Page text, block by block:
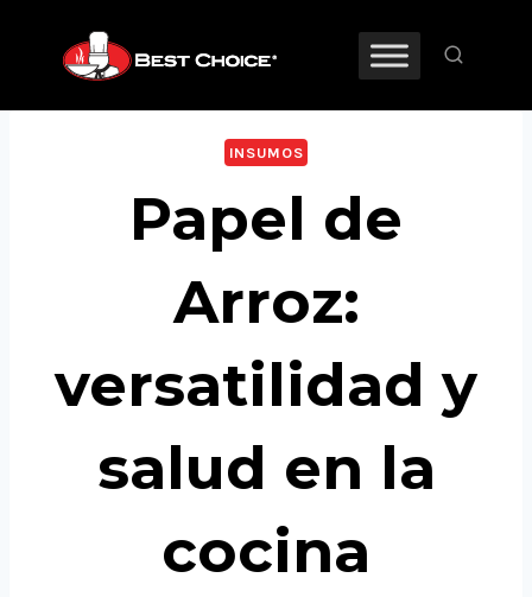
INSUMOS
Papel de
Arroz:
versatilidad y
salud en la
cocina